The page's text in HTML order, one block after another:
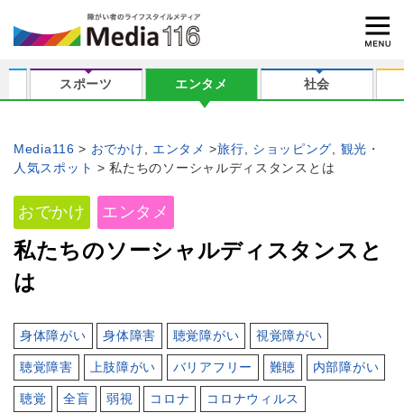
スポーツ エンタメ 社会
Media116 おでかけ, エンタメ 旅行, ショッピング, 観光・
人気スポット
私たちのソーシャルディスタンスとは
おでかけ エンタメ
私たちのソーシャルディスタンスと
は
身体障がい 身体障害 聴覚障がい 視覚障がい
聴覚障害 上肢障がい バリアフリー 難聴 内部障がい
聴覚 全盲 弱視 コロナ コロナウィルス